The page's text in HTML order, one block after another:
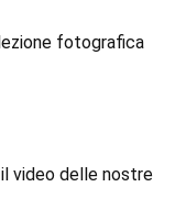
fotografica
video delle nostre